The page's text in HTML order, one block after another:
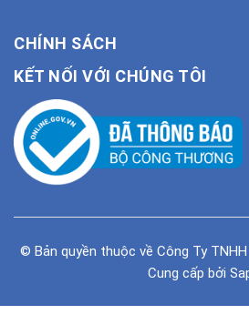
CHÍNH SÁCH
KẾT NỐI VỚI CHÚNG TÔI
© Bản quyền thuộc về Công Ty
Cung cấp bởi